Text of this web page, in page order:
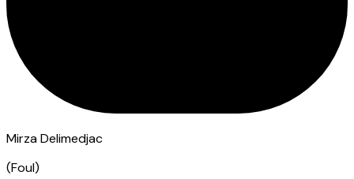
Mirza Delimedjac
(Foul)